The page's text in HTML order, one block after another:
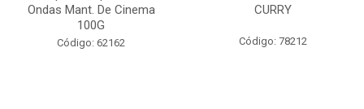
Ondas Mant. De Cinema
100G
Código: 62162
CURRY
Código: 78212